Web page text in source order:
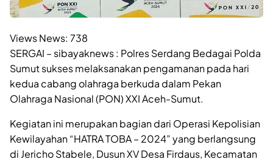
Views News: 738
SERGAI – sibayaknews : Polres Serdang Bedagai Polda
Sumut sukses melaksanakan pengamanan pada hari
kedua cabang olahraga berkuda dalam Pekan
Olahraga Nasional (PON) XXI Aceh-Sumut.
Kegiatan ini merupakan bagian dari Operasi Kepolisian
Kewilayahan “HATRA TOBA – 2024” yang berlangsung
di Jericho Stabele, Dusun XV Desa Firdaus, Kecamatan